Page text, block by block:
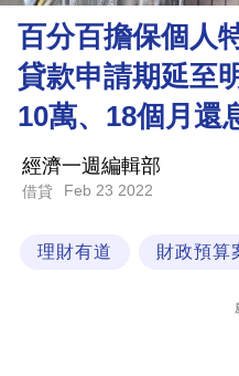
理
財
商
業
科
技
百分百擔保個人
貸款申請期延至
10萬、18個月還
經濟一週編輯部
借貸 Feb 23 2022
理財有道 財政預算